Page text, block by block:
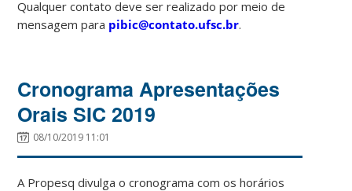
Qualquer contato deve ser realizado por meio de
mensagem para pibic@contato.ufsc.br.
Cronograma Apresentações
Orais SIC 2019
08/10/2019 11:01
A Propesq divulga o cronograma com os horários